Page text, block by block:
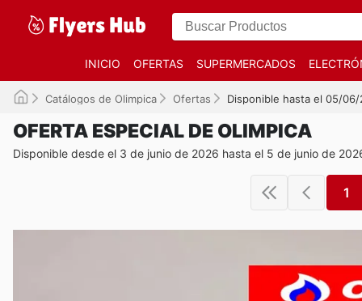
INICIO OFERTAS SUPERMERCADOS
Catálogos de Olimpica Ofertas Disponible hasta el 05/
OFERTA ESPECIAL DE OLIMPICA
Disponible desde el 3 de junio de 2026 hasta el 5 de junio de
1